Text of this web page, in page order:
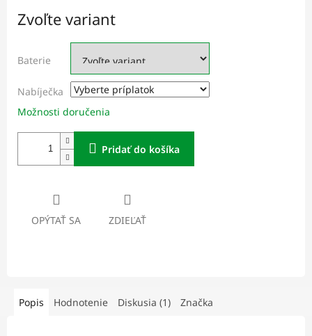
cena:
Zvoľte variant
Baterie
Nabíječka
Možnosti doručenia
Pridať do košíka
OPÝTAŤ SA ZDIEĽAŤ
Popis Hodnotenie Diskusia (1) Značka